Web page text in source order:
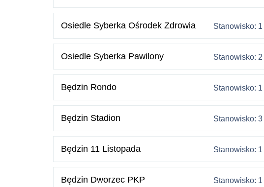
Osiedle Syberka Ośrodek Zdrowia Stanowisko: 1
Osiedle Syberka Pawilony Stanowisko: 2
Będzin Rondo Stanowisko: 1
Będzin Stadion Stanowisko: 3
Będzin 11 Listopada Stanowisko: 1
Będzin Dworzec PKP Stanowisko: 1